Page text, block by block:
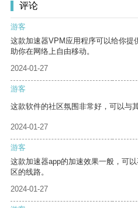
评论
游客
这款加速器VPM应用程序可以给你提
助你在网络上自由移动。
2024-01-27
游客
这款软件的社区氛围非常好，可以与
2024-01-27
游客
这款加速器app的加速效果一般，可
区的线路。
2024-01-27